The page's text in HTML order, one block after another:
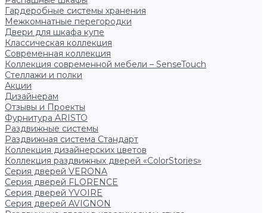
Гардеробные системы хранения
Межкомнатные перегородки
Двери для шкафа купе
Классическая коллекция
Современная коллекция
Коллекция современной мебели – SenseTouch
Стеллажи и полки
Акции
Дизайнерам
Отзывы и Проекты
Фурнитура ARISTO
Раздвижные системы
Раздвижная система Стандарт
Коллекция дизайнерских цветов
Коллекция раздвижных дверей «ColorStories»
Серия дверей VERONA
Серия дверей FLORENCE
Серия дверей YVOIRE
Серия дверей AVIGNON